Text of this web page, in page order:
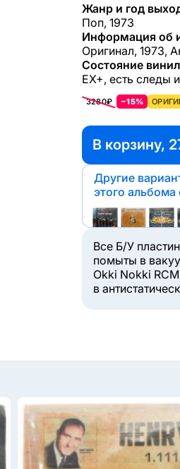
Жанр и год
Поп, 1973
Информация об
Оригинал, 1973,
Состояние
EX+, есть следы
3280₽ −15%
В корзину,
Другие
этого альбома
Все Б/У
помыты в
Okki Nokki
в